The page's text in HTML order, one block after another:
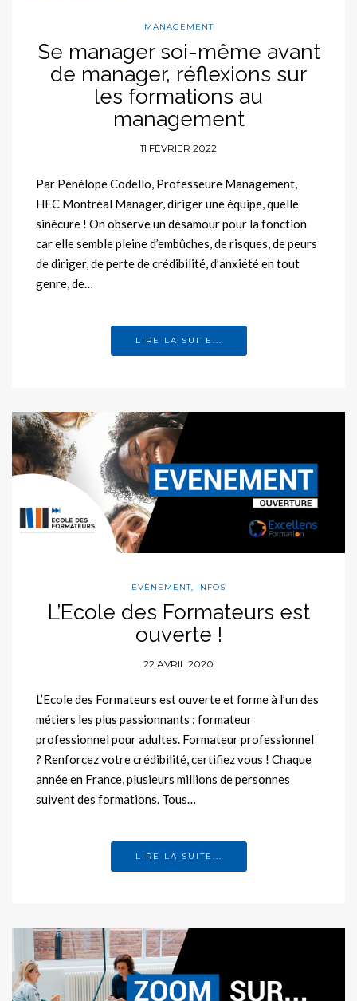
MANAGEMENT
Se manager soi-même avant
de manager, réflexions sur
les formations au
management
11 FÉVRIER 2022
Par Pénélope Codello, Professeure Management,
HEC Montréal Manager, diriger une équipe, quelle
sinécure ! On observe un désamour pour la fonction
car elle semble pleine d’embûches, de risques, de peurs
de diriger, de perte de crédibilité, d’anxiété en tout
genre, de…
LIRE LA SUITE...
ÉVÈNEMENT, INFOS
L’Ecole des Formateurs est
ouverte !
22 AVRIL 2020
L’Ecole des Formateurs est ouverte et forme à l’un des
métiers les plus passionnants : formateur
professionnel pour adultes. Formateur professionnel
? Renforcez votre crédibilité, certifiez vous ! Chaque
année en France, plusieurs millions de personnes
suivent des formations. Tous…
LIRE LA SUITE...